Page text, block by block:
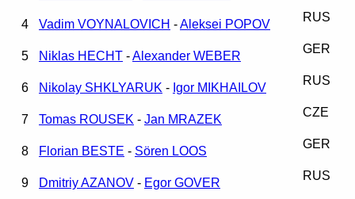
4 Vadim VOYNALOVICH -Aleksei POPOV
RUS
5 Niklas HECHT -Alexander WEBER
GER
6 Nikolay SHKLYARUK - Igor MIKHAILOV
RUS
7 Tomas ROUSEK - Jan MRAZEK
CZE
8 Florian BESTE - Sören LOOS
GER
9 Dmitriy AZANOV - Egor GOVER
RUS